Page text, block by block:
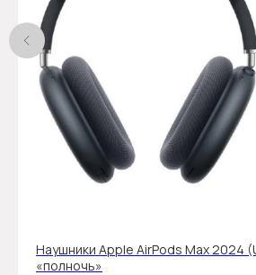
Наушники Apple AirPods Max 2024
«полночь»